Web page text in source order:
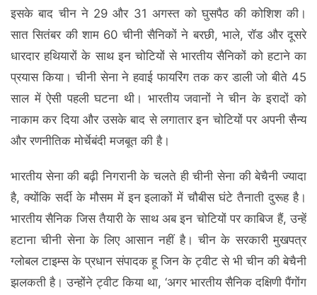
इसके बाद चीन ने 29 और 31 अगस्त को घुसपैठ की कोशिश की।
सात सितंबर की शाम 60 चीनी सैनिकों ने बरछी, भाले, रॉड और दूसरे
धारदार हथियारों के साथ इन चोटियों से भारतीय सैनिकों को हटाने का
प्रयास किया। चीनी सेना ने हवाई फायरिंग तक कर डाली जो बीते 45
साल में ऐसी पहली घटना थी। भारतीय जवानों ने चीन के इरादों को
नाकाम कर दिया और उसके बाद से लगातार इन चोटियों पर अपनी सैन्य
और रणनीतिक मोर्चेबंदी मजबूत की है।
भारतीय सेना की बढ़ी निगरानी के चलते ही चीनी सेना की बेचैनी ज्यादा
है, क्योंकि सर्दी के मौसम में इन इलाकों में चौबीस घंटे तैनाती दुरूह है।
भारतीय सैनिक जिस तैयारी के साथ अब इन चोटियों पर काबिज हैं, उन्हें
हटाना चीनी सेना के लिए आसान नहीं है। चीन के सरकारी मुखपत्र
ग्लोबल टाइम्स के प्रधान संपादक हू जिन के ट्वीट से भी चीन की बेचैनी
झलकती है। उन्होंने ट्वीट किया था, ‘अगर भारतीय सैनिक दक्षिणी पैंगोंग